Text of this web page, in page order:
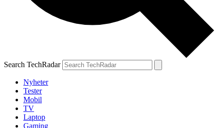
Search TechRadar
Nyheter
Tester
Mobil
TV
Laptop
Gaming